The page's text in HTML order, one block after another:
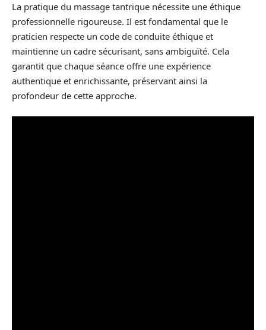
La pratique du massage tantrique nécessite une éthique
professionnelle rigoureuse. Il est fondamental que le
praticien respecte un code de conduite éthique et
maintienne un cadre sécurisant, sans ambiguïté. Cela
garantit que chaque séance offre une expérience
authentique et enrichissante, préservant ainsi la
profondeur de cette approche.